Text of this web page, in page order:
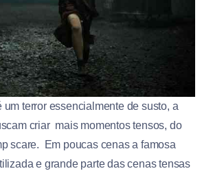
um terror essencialmente de susto, a
criar mais momentos tensos, do
scare. Em poucas cenas a famosa
e grande parte das cenas tensas